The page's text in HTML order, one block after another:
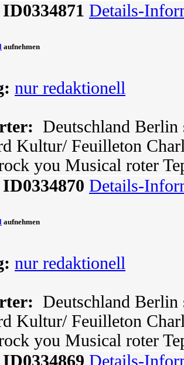
ID0334871 Details-
aufnehmen
nur redaktionell
Deutschland Berlin
Kultur/ Feuilleton
you Musical roter
ID0334870 Details-
aufnehmen
nur redaktionell
Deutschland Berlin
Kultur/ Feuilleton
you Musical roter
ID0334869 Details-